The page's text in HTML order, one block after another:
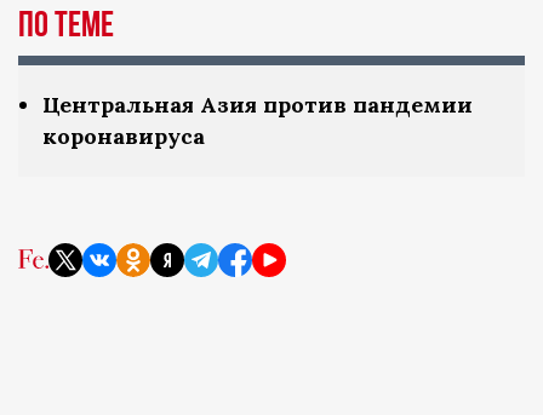
По теме
Центральная Азия против пандемии
коронавируса